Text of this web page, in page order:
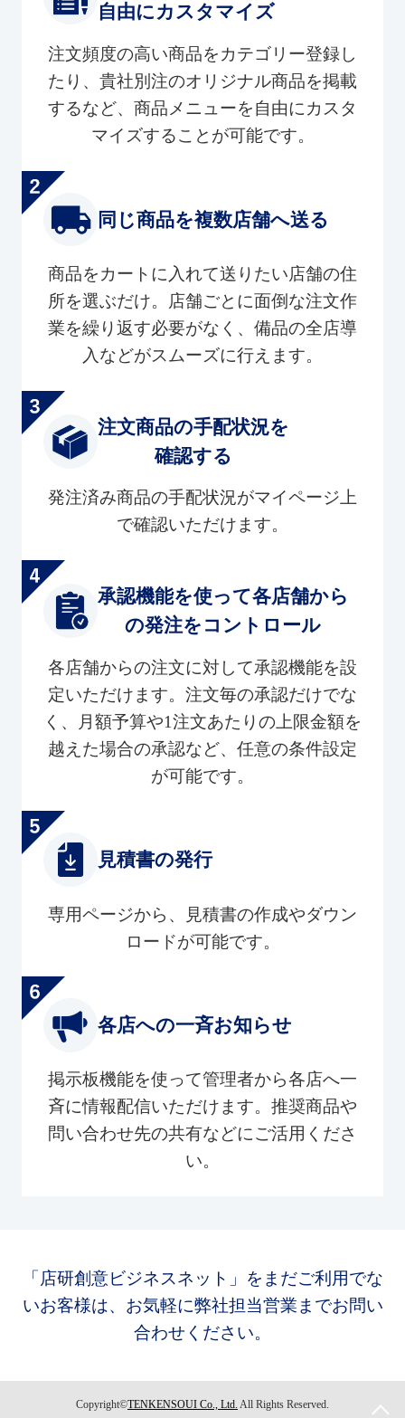
自由にカスタマイズ
注文頻度の高い商品をカテゴリー登録し
たり、貴社別注のオリジナル商品を掲載
するなど、商品メニューを自由にカスタ
マイズすることが可能です。
同じ商品を複数店舗へ送る
商品をカートに入れて送りたい店舗の住
所を選ぶだけ。店舗ごとに面倒な注文作
業を繰り返す必要がなく、備品の全店導
入などがスムーズに行えます。
注文商品の手配状況を
確認する
発注済み商品の手配状況がマイページ上
で確認いただけます。
承認機能を使って各店舗から
の発注をコントロール
各店舗からの注文に対して承認機能を設
定いただけます。注文毎の承認だけでな
く、月額予算や1注文あたりの上限金額を
越えた場合の承認など、任意の条件設定
が可能です。
見積書の発行
専用ページから、見積書の作成やダウン
ロードが可能です。
各店への一斉お知らせ
掲示板機能を使って管理者から各店へ一
斉に情報配信いただけます。推奨商品や
問い合わせ先の共有などにご活用くださ
い。
「店研創意ビジネスネット」をまだご利用でな
いお客様は、お気軽に弊社担当営業までお問い
合わせください。
Copyright©TENKENSOUI Co., Ltd. All Rights Reserved.